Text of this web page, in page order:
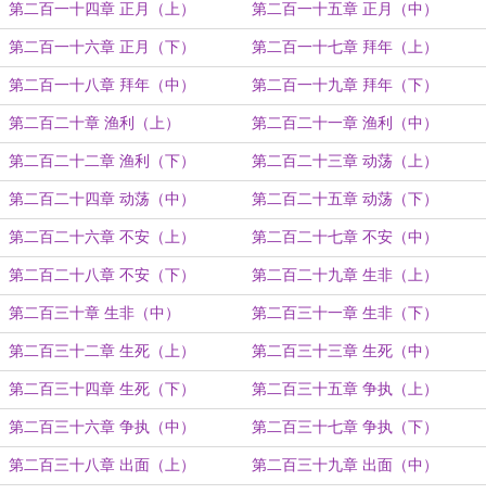
第二百一十四章 正月（上） 第二百一十五章 正月（中）
第二百一十六章 正月（下） 第二百一十七章 拜年（上）
第二百一十八章 拜年（中） 第二百一十九章 拜年（下）
第二百二十章 渔利（上） 第二百二十一章 渔利（中）
第二百二十二章 渔利（下） 第二百二十三章 动荡（上）
第二百二十四章 动荡（中） 第二百二十五章 动荡（下）
第二百二十六章 不安（上） 第二百二十七章 不安（中）
第二百二十八章 不安（下） 第二百二十九章 生非（上）
第二百三十章 生非（中） 第二百三十一章 生非（下）
第二百三十二章 生死（上） 第二百三十三章 生死（中）
第二百三十四章 生死（下） 第二百三十五章 争执（上）
第二百三十六章 争执（中） 第二百三十七章 争执（下）
第二百三十八章 出面（上） 第二百三十九章 出面（中）